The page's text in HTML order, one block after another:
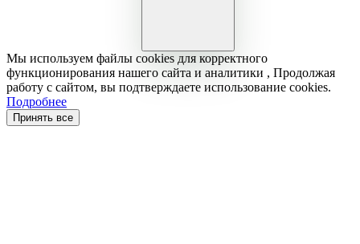
Мы используем файлы cookies для корректного
функционирования нашего сайта и аналитики , Продолжая
работу с сайтом, вы подтверждаете использование cookies.
Подробнее
Принять все